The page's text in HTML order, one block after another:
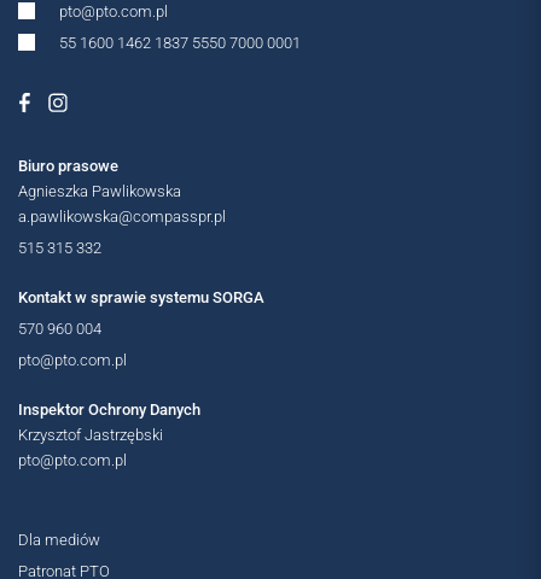
pto@pto.com.pl
55 1600 1462 1837 5550 7000 0001
Biuro prasowe
Agnieszka Pawlikowska
a.pawlikowska@compasspr.pl
515 315 332
Kontakt w sprawie systemu SORGA
570 960 004
pto@pto.com.pl
Inspektor Ochrony Danych
Krzysztof Jastrzębski
pto@pto.com.pl
Dla mediów
Patronat PTO